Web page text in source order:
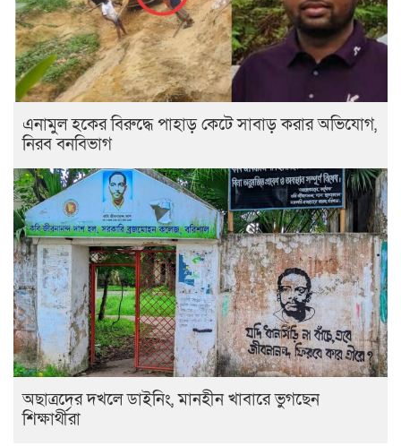
এনামুল হকের বিরুদ্ধে পাহাড় কেটে সাবাড় করার অভিযোগ,
নিরব বনবিভাগ
অছাত্রদের দখলে ডাইনিং, মানহীন খাবারে ভুগছেন
শিক্ষার্থীরা